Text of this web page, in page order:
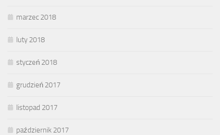
marzec 2018
luty 2018
styczeń 2018
grudzień 2017
listopad 2017
październik 2017